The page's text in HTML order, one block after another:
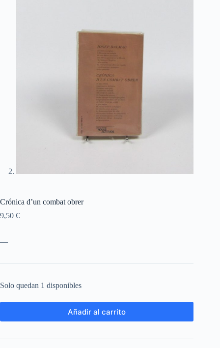
Crónica d’un combat obrer
9,50 €
—
Solo quedan 1 disponibles
Añadir al carrito